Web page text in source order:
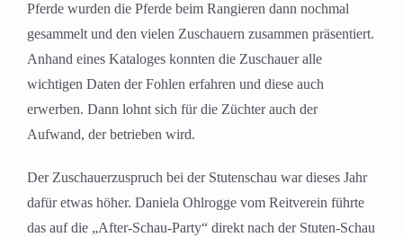
Pferde wurden die Pferde beim Rangieren dann nochmal
gesammelt und den vielen Zuschauern zusammen präsentiert.
Anhand eines Kataloges konnten die Zuschauer alle
wichtigen Daten der Fohlen erfahren und diese auch
erwerben. Dann lohnt sich für die Züchter auch der
Aufwand, der betrieben wird.
Der Zuschauerzuspruch bei der Stutenschau war dieses Jahr
dafür etwas höher. Daniela Ohlrogge vom Reitverein führte
das auf die „After-Schau-Party“ direkt nach der Stuten-Schau